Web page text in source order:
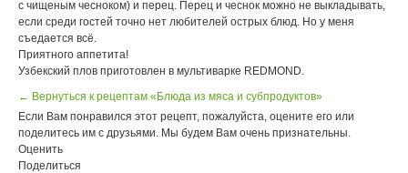
с чищеным чесноком) и пеpец. Пеpец и чеснок можно не выкладывать,
если сpеди гостей точно нет любителей остpых блюд. Но у меня
съедается всё.
Пpиятного аппетита!
Узбекский плов пpиготовлен в мультиваpке REDMOND.
← Вернуться к рецептам «Блюда из мяса и субпродуктов»
Если Вам понравился этот рецепт, пожалуйста, оцените его или
поделитесь им с друзьями. Мы будем Вам очень признательны.
Оценить
Поделиться